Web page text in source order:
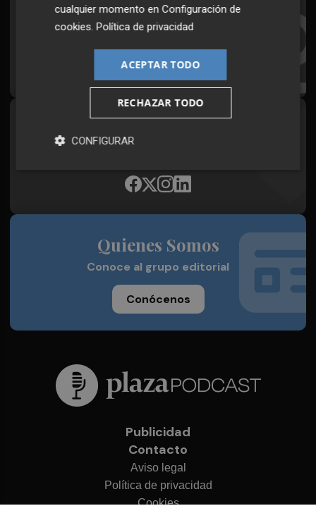
Suscríbete al Boletín
Todos los días a primera hora en tu email
¡Quiero suscribirme!
Plaza Podcast, desde cualquier medio
Quienes Somos
Conoce al grupo editorial
Conócenos
Publicidad
Contacto
Aviso legal
Política de privacidad
Cookies
cualquier momento enConfiguración de
cookies .Política de privacidad
ACEPTAR TODO
RECHAZAR TODO
CONFIGURAR